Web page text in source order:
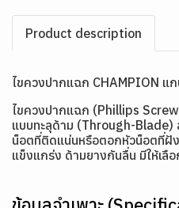
Product description
ไขควงปากแฉก CHAMPION แ
ไขควงปากแฉก (Phillips
แบบทะลุด้าม (Through-Blade)
น็อตที่ติดแน่นหรือตอกหัวน็อตที่ฝั
แข็งแกร่ง ด้ามยางกันลื่น มีให้เลื